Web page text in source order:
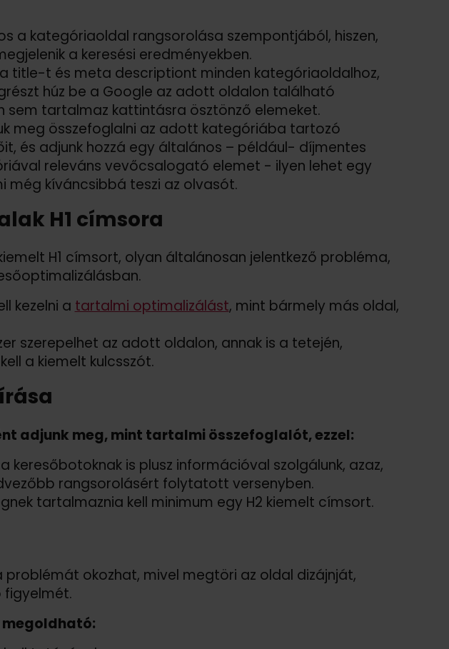
a kategóriaoldal rangsorolása szempontjából, hiszen,
a keresési eredményekben.
title-t és meta descriptiont minden kategóriaoldalhoz,
húz be a Google az adott oldalon található
sem tartalmaz kattintásra ösztönző elemeket.
meg összefoglalni az adott kategóriába tartozó
és adjunk hozzá egy általános – például- díjmentes
releváns vevőcsalogató elemet - ilyen lehet egy
még kíváncsibbá teszi az olvasót.
H1 címsora
H1 címsort, olyan általánosan jelentkező probléma,
kezelni a tartalmi optimalizálást, mint bármely más oldal,
szerepelhet az adott oldalon, annak is a tetején,
a kiemelt kulcsszót.
adjunk meg, mint tartalmi összefoglalót, ezzel:
keresőbotoknak is plusz információval szolgálunk, azaz,
rangsorolásért folytatott versenyben.
tartalmaznia kell minimum egy H2 kiemelt címsort.
okozhat, mivel megtöri az oldal dizájnját,
figyelmét.
megoldható: